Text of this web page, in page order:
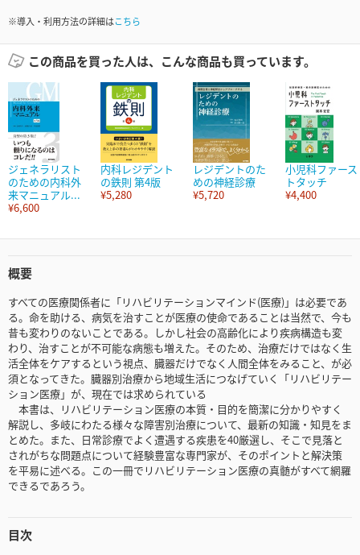
※導入・利用方法の詳細はこちら
この商品を買った人は、こんな商品も買っています。
ジェネラリスト
のための内科外
来マニュアル...
¥6,600
内科レジデント
の鉄則 第4版
¥5,280
レジデントのた
めの神経診療
¥5,720
小児科ファース
トタッチ
¥4,400
概要
すべての医療関係者に「リハビリテーションマインド(医療)」は必要であ
る。命を助ける、病気を治すことが医療の使命であることは当然で、今も
昔も変わりのないことである。しかし社会の高齢化により疾病構造も変
わり、治すことが不可能な病態も増えた。そのため、治療だけではなく生
活全体をケアするという視点、臓器だけでなく人間全体をみること、が必
須となってきた。臓器別治療から地域生活につなげていく「リハビリテー
ション医療」が、現在では求められている
本書は、リハビリテーション医療の本質・目的を簡潔に分かりやすく
解説し、多岐にわたる様々な障害別治療について、最新の知識・知見をま
とめた。また、日常診療でよく遭遇する疾患を40厳選し、そこで見落と
されがちな問題点について経験豊富な専門家が、そのポイントと解決策
を平易に述べる。この一冊でリハビリテーション医療の真髄がすべて網羅
できるであろう。
目次